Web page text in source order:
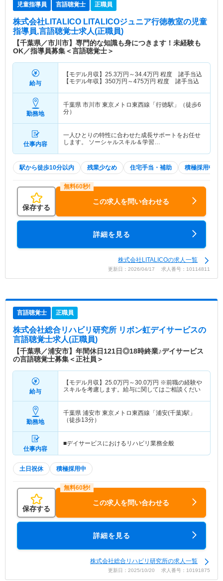
児童指導員 言語聴覚士 正職員
株式会社LITALICO LITALICOジュニア行徳教室の児童
指導員,言語聴覚士求人(正職員)
【千葉県／市川市】専門的な知識も身につきます！未経験も
OK／指導員募集＜言語聴覚士＞
給与
【モデル月収】 25.3万円～34.4万円 程度 諸手当込
【モデル年収】 350万円～475万円 程度 諸手当込
勤務地
千葉県 市川市 東京メトロ東西線「行徳駅」（徒歩6
分）
仕事内容
一人ひとりの特性に合わせた成長サポートをお任せ
します。 ソーシャルスキル＆学習…
駅から徒歩10分以内 残業少なめ 住宅手当・補助 積極採用中
保存する
この求人を問い合わせる
詳細を見る
株式会社LITALICOの求人一覧
更新日：2026/04/17 求人番号：10114811
言語聴覚士 正職員
株式会社総合リハビリ研究所 リボン虹デイサービスの
言語聴覚士求人(正職員)
【千葉県／浦安市】年間休日121日◎18時終業♪デイサービス
の言語聴覚士募集＜正社員＞
給与
【モデル月収】 25.0万円～30.0万円 ※前職の経験や
スキルを考慮します。給与に関してはご相談くだい
勤務地
千葉県 浦安市 東京メトロ東西線「浦安(千葉)駅」
（徒歩13分）
仕事内容
■デイサービスにおけるリハビリ業務全般
土日祝休 積極採用中
保存する
この求人を問い合わせる
詳細を見る
株式会社総合リハビリ研究所の求人一覧
更新日：2025/10/20 求人番号：10191875